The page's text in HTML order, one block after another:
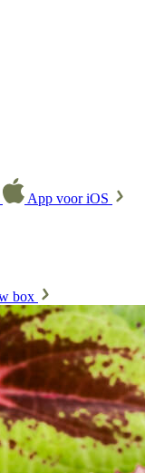
App voor iOS
box